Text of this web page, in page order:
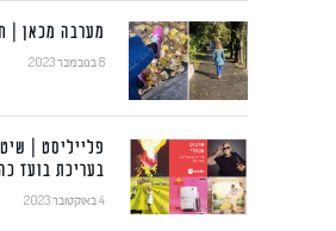
מערבה מכאן |
8 בנובמבר 2023
פלייליסט |
בעריכת בועז
4 באוקטובר 2023